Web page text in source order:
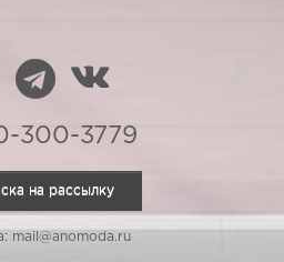
300-3779
на рассылку
mail@anomoda.ru